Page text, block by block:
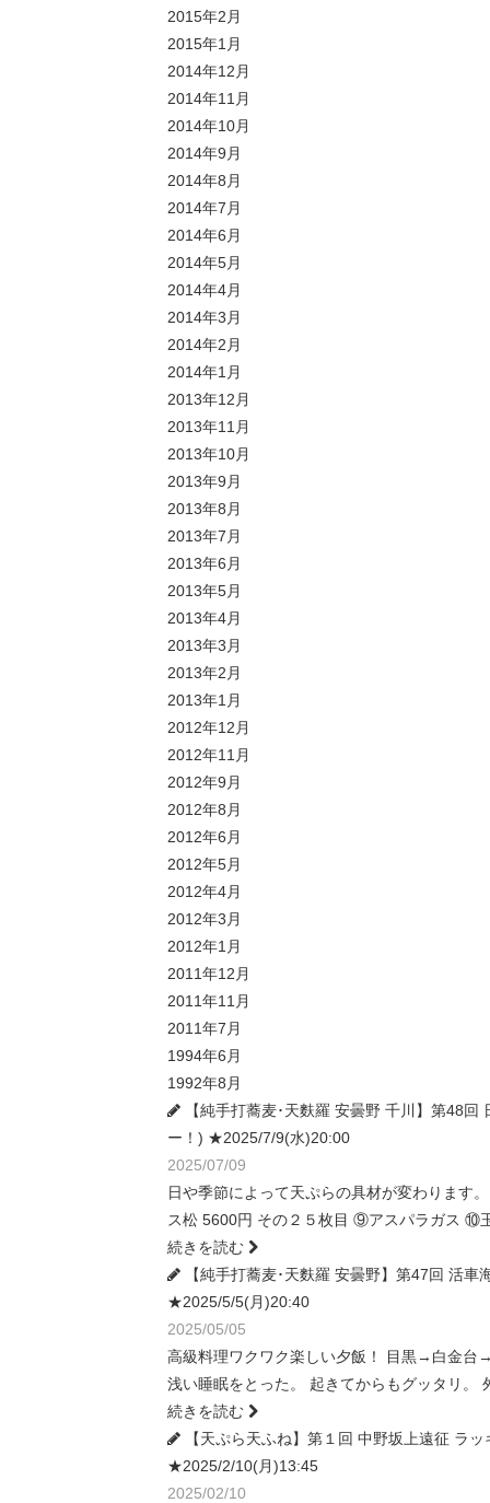
2015年2月
2015年1月
2014年12月
2014年11月
2014年10月
2014年9月
2014年8月
2014年7月
2014年6月
2014年5月
2014年4月
2014年3月
2014年2月
2014年1月
2013年12月
2013年11月
2013年10月
2013年9月
2013年8月
2013年7月
2013年6月
2013年5月
2013年4月
2013年3月
2013年2月
2013年1月
2012年12月
2012年11月
2012年9月
2012年8月
2012年6月
2012年5月
2012年4月
2012年3月
2012年1月
2011年12月
2011年11月
2011年7月
1994年6月
1992年8月
【純手打蕎麦･天麩羅 安曇野 千川】第48
ー！) ★2025/7/9(水)20:00
2025/07/09
日や季節によって天ぷらの具材が変わります
ス松 5600円 その２５枚目 ⑨アスパラガス
続きを読む
【純手打蕎麦･天麩羅 安曇野】第47回 活
★2025/5/5(月)20:40
2025/05/05
高級料理ワクワク楽しい夕飯！ 目黒→白金台
浅い睡眠をとった。 起きてからもグッタリ
続きを読む
【天ぷら天ふね】第１回 中野坂上遠征 ラ
★2025/2/10(月)13:45
2025/02/10